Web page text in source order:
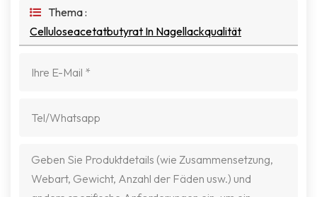
Thema :
Celluloseacetatbutyrat In Nagellackqualität